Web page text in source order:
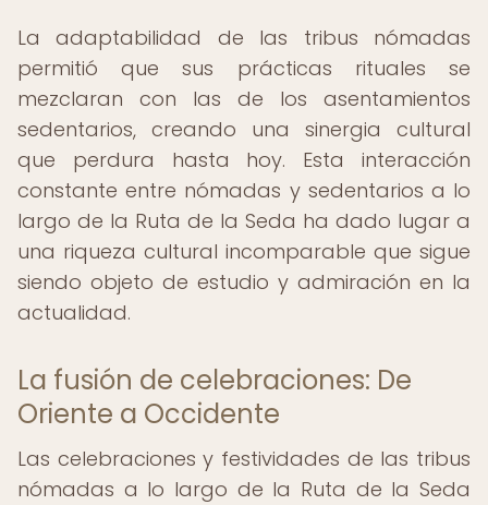
La adaptabilidad de las tribus nómadas
permitió que sus prácticas rituales se
mezclaran con las de los asentamientos
sedentarios, creando una sinergia cultural
que perdura hasta hoy. Esta interacción
constante entre nómadas y sedentarios a lo
largo de la Ruta de la Seda ha dado lugar a
una riqueza cultural incomparable que sigue
siendo objeto de estudio y admiración en la
actualidad.
La fusión de celebraciones: De
Oriente a Occidente
Las celebraciones y festividades de las tribus
nómadas a lo largo de la Ruta de la Seda